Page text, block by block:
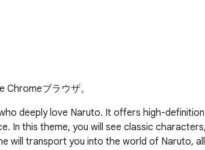
ブラウザ。
deeply love Naruto. It offers high-
In this theme, you will see classic
will transport you into the world of Naruto,